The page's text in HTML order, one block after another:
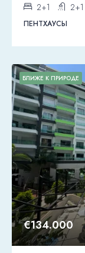
2+1 2+1
ПЕНТХАУСЫ
БЛИЖЕ К ПРИРОДЕ
€134.000